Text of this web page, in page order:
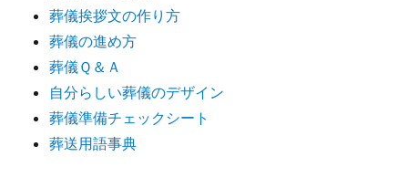
葬儀挨拶文の作り方
葬儀の進め方
葬儀Ｑ＆Ａ
自分らしい葬儀のデザイン
葬儀準備チェックシート
葬送用語事典